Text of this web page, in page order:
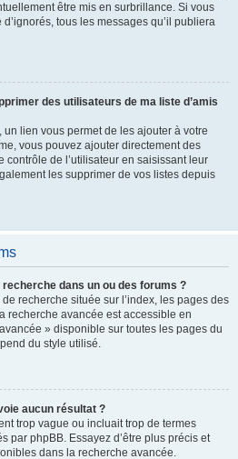
être mis en surbrillance. Si vous
tous les messages qu’il publiera
des utilisateurs de ma liste d’amis
un lien vous permet de les ajouter à votre
vous pouvez ajouter directement des
de l’utilisateur en saisissant leur
les supprimer de vos listes depuis
dans un ou des forums ?
recherche située sur l’index, les pages des
recherche avancée est accessible en
» disponible sur toutes les pages du
du style utilisé.
aucun résultat ?
trop vague ou incluait trop de termes
par phpBB. Essayez d’être plus précis et
dans la recherche avancée.